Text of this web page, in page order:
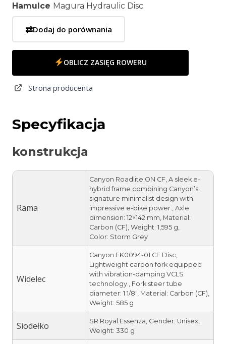
Hamulce Magura Hydraulic Disc
⇄Dodaj do porównania
OBLICZ ZASIĘG ROWERU
Strona producenta
Specyfikacja
konstrukcja
Rama
Canyon Roadlite:ON CF, A sleek e-
hybrid frame combining Canyon’s
signature minimalist design with
impressive e-bike power., Axle
dimension: 12×142 mm, Material:
Carbon (CF), Weight: 1,595 g,
Color: Storm Grey
Widelec
Canyon FK0094-01 CF Disc,
Lightweight carbon fork equipped
with vibration-damping VCLS
technology., Fork steer tube
diameter: 1 1/8″, Material: Carbon (CF),
Weight: 585 g
Siodełko
SR Royal Essenza, Gender: Unisex,
Weight: 330 g